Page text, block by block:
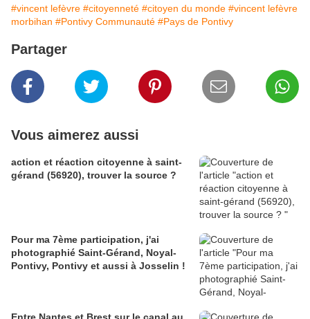
#vincent lefèvre #citoyenneté #citoyen du monde #vincent lefèvre
morbihan #Pontivy Communauté #Pays de Pontivy
Partager
Vous aimerez aussi
action et réaction citoyenne à saint-
gérand (56920), trouver la source ?
Pour ma 7ème participation, j'ai
photographié Saint-Gérand, Noyal-
Pontivy, Pontivy et aussi à Josselin !